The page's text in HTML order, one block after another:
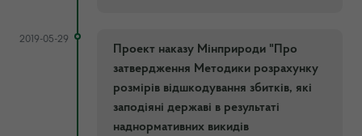
2019-05-29
Проект наказу Мінприроди "Про
затвердження Методики розрахунку
розмірів відшкодування збитків, які
заподіяні державі в результаті
наднормативних викидів